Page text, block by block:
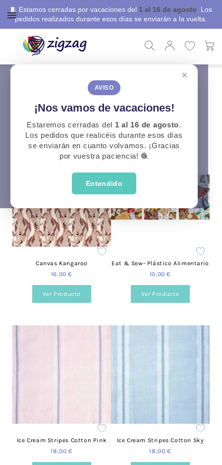
🧵 Estamos cerradas por vacaciones del 1 al 16 de agosto . Los
pedidos realizados durante esos días se enviarán a la vuelta.
×
AVISO
¡Nos vamos de vacaciones!
Estaremos cerradas del 1 al 16 de agosto.
Los pedidos que realicéis durante esos días
se enviarán en cuanto volvamos. ¡Gracias
por vuestra paciencia! 🧶
Entendido
Temporada
Canvas Kangaroo
16,00 €
Ver Producto
Eat & Sew- Plástico Alimentario
10,00 €
Ver Producto
Ice Cream Stripes Cotton Pink
18,00 €
Ice Cream Stripes Cotton Sky
18,00 €